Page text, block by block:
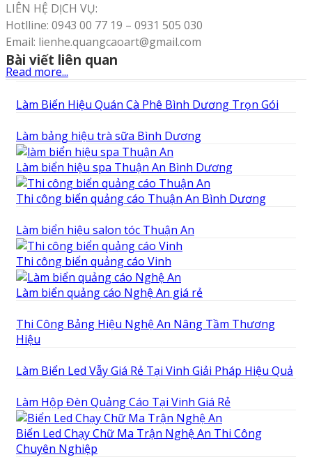
LIÊN HỆ DỊCH VỤ:
Hotlline: 0943 00 77 19 – 0931 505 030
Email: lienhe.quangcaoart@gmail.com
Read more...
Bài viết liên quan
Làm Biển Hiệu Quán Cà Phê Bình Dương Trọn Gói
Làm bảng hiệu trà sữa Bình Dương
Làm biển hiệu spa Thuận An Bình Dương
Thi công biển quảng cáo Thuận An Bình Dương
Làm biển hiệu salon tóc Thuận An
Thi công biển quảng cáo Vinh
Làm biển quảng cáo Nghệ An giá rẻ
Thi Công Bảng Hiệu Nghệ An Nâng Tầm Thương
Hiệu
Làm Biển Led Vẫy Giá Rẻ Tại Vinh Giải Pháp Hiệu Quả
Làm Hộp Đèn Quảng Cáo Tại Vinh Giá Rẻ
Biển Led Chạy Chữ Ma Trận Nghệ An Thi Công
Chuyên Nghiệp